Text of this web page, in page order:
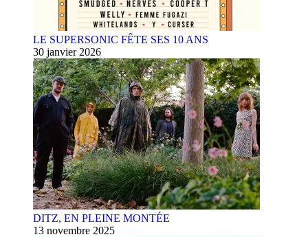
LE SUPERSONIC FÊTE SES 10 ANS
30 janvier 2026
DITZ, EN PLEINE MONTÉE
13 novembre 2025